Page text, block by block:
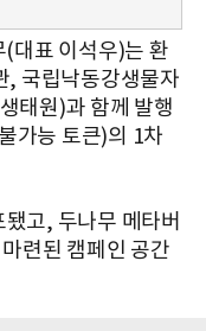
대표 이석우)는 환
, 국립낙동강생물자
태원)과 함께 발행
가능 토큰)의 1차
고, 두나무 메타버
련된 캠페인 공간